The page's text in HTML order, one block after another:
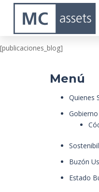
[publicaciones_blog]
Menú
Quienes
Buzón
Estado